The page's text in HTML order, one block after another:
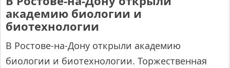
академию биологии и
биотехнологии
В Ростове-на-Дону открыли академию
биологии и биотехнологии. Торжественная